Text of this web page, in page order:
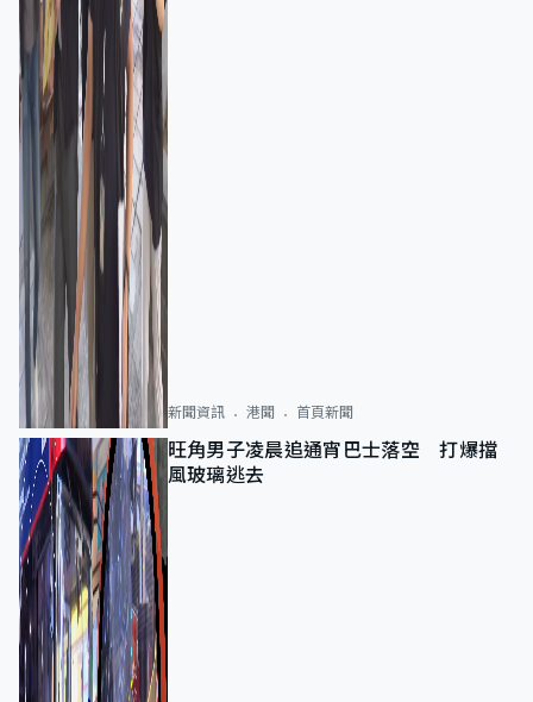
新聞資訊 港聞 首頁新聞
旺角男子凌晨追通宵巴士落空 打爆擋
風玻璃逃去